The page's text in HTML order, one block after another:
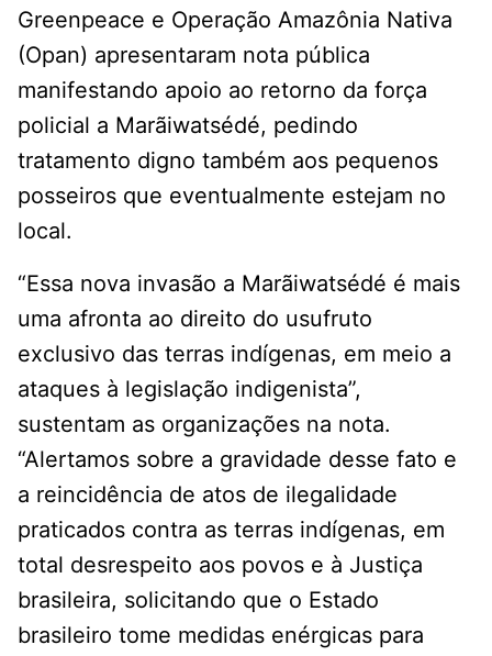
Greenpeace e Operação Amazônia Nativa
(Opan) apresentaram nota pública
manifestando apoio ao retorno da força
policial a Marãiwatsédé, pedindo
tratamento digno também aos pequenos
posseiros que eventualmente estejam no
local.
“Essa nova invasão a Marãiwatsédé é mais
uma afronta ao direito do usufruto
exclusivo das terras indígenas, em meio a
ataques à legislação indigenista”,
sustentam as organizações na nota.
“Alertamos sobre a gravidade desse fato e
a reincidência de atos de ilegalidade
praticados contra as terras indígenas, em
total desrespeito aos povos e à Justiça
brasileira, solicitando que o Estado
brasileiro tome medidas enérgicas para